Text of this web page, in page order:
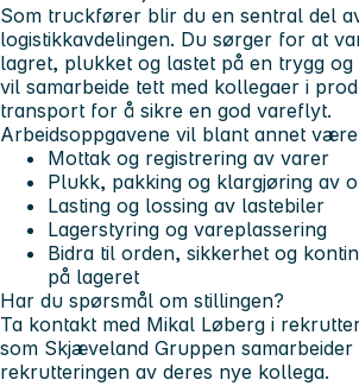
Som truckfører blir du en sentral del
logistikkavdelingen. Du sørger for at
lagret, plukket og lastet på en trygg
vil samarbeide tett med kollegaer i
transport for å sikre en god vareflyt.
Arbeidsoppgavene vil blant annet
Mottak og registrering av varer
Plukk, pakking og klargjøring av
Lasting og lossing av lastebiler
Lagerstyring og vareplassering
Bidra til orden, sikkerhet og
på lageret
Har du spørsmål om stillingen?
Ta kontakt med Mikal Løberg i
som Skjæveland Gruppen samarbeider
rekrutteringen av deres nye kollega.